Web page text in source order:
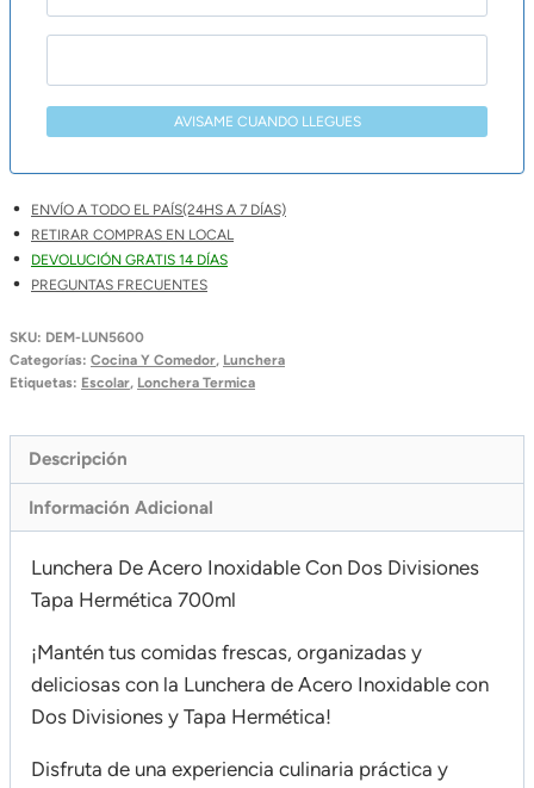
AVISAME CUANDO LLEGUES
ENVÍO A TODO EL PAÍS(24HS A 7 DÍAS)
RETIRAR COMPRAS EN LOCAL
DEVOLUCIÓN GRATIS 14 DÍAS
PREGUNTAS FRECUENTES
SKU: DEM-LUN5600
Categorías: Cocina Y Comedor, Lunchera
Etiquetas: Escolar, Lonchera Termica
Descripción
Información Adicional
Lunchera De Acero Inoxidable Con Dos Divisiones
Tapa Hermética 700ml
¡Mantén tus comidas frescas, organizadas y
deliciosas con la Lunchera de Acero Inoxidable con
Dos Divisiones y Tapa Hermética!
Disfruta de una experiencia culinaria práctica y